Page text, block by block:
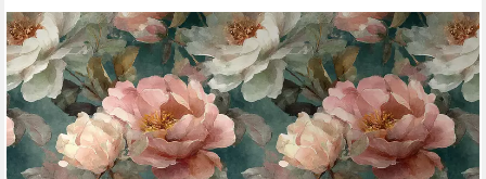
LIVING WALLS
Fototapete The Wall 4 Flowers – Malerische Blumenblüten Vlies-
Fototapete, leicht strukturiert, floral, matt, botanisch, (1 St),
Malerische Blumenblüten mit natürlicher Tiefenwirkung
53,99 €